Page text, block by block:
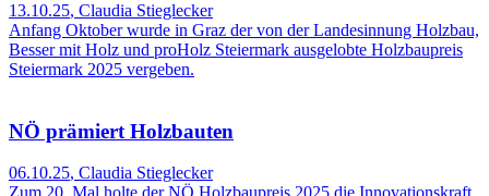
13.10.25, Claudia Stieglecker
Anfang Oktober wurde in Graz der von der Landesinnung Holzbau,
Besser mit Holz und proHolz Steiermark ausgelobte Holzbaupreis
Steiermark 2025 vergeben.
NÖ prämiert Holzbauten
06.10.25, Claudia Stieglecker